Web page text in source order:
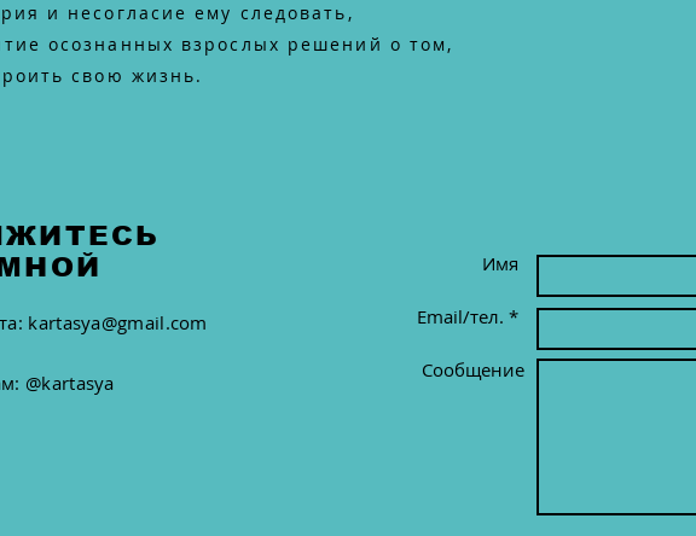
и несогласие ему следовать,
осознанных взрослых решений о том,
свою жизнь.
kartasya@gmail.com
@kartasya​
Имя
Email/тел. *
Сообщение